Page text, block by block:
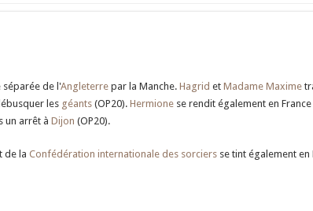
séparée de l'Angleterre par la Manche. Hagrid et Madame Maxime
les géants (OP20). Hermione se rendit également en
un arrêt à Dijon (OP20).
de la Confédération internationale des sorciers se tint également en